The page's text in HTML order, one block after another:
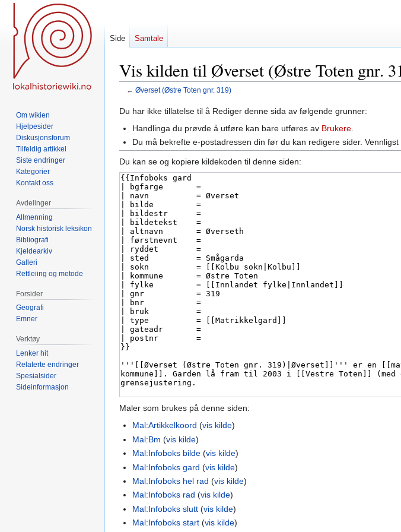
Vis kilden til Øverset (Østre Toten gnr.
← Øverset (Østre Toten gnr. 319)
Hopp
navigering
Hopp
Du har ikke tillatelse til å Rediger denne sida av følgende grunner:
Handlinga du prøvde å utføre kan bare utføres av Brukere
Du må bekrefte e-postadressen din før du kan redigere sider.
Du kan se og kopiere kildekoden til denne siden:
Maler som brukes på denne siden:
Mal:Artikkelkoord (vis kilde)
Mal:Bm (vis kilde)
Mal:Infoboks bilde (vis kilde)
Mal:Infoboks gard (vis kilde)
Mal:Infoboks hel rad (vis kilde)
Mal:Infoboks rad (vis kilde)
Mal:Infoboks slutt (vis kilde)
Mal:Infoboks start (vis kilde)
Side Samtale
Om wikien
Hjelpesider
Diskusjonsforum
Tilfeldig artikkel
Siste endringer
Kategorier
Kontakt oss
Avdelinger
Allmenning
Norsk historisk leksikon
Bibliografi
Kjeldearkiv
Galleri
Rettleiing og metode
Forsider
Geografi
Emner
Verktøy
Lenker hit
Relaterte endringer
Spesialsider
Sideinformasjon